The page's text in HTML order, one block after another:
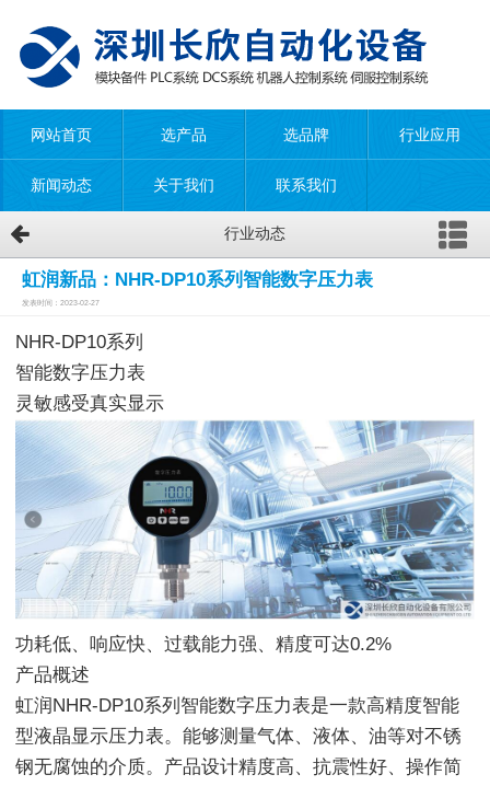
网站首页 选产品 选品牌 行业应用
新闻动态 关于我们 联系我们
行业动态
虹润新品：NHR-DP10系列智能数字压力表
发表时间：2023-02-27
NHR-DP10系列
智能数字压力表
灵敏感受真实显示
功耗低、响应快、过载能力强、精度可达0.2%
产品概述
虹润NHR-DP10系列智能数字压力表是一款高精度智能
型液晶显示压力表。能够测量气体、液体、油等对不锈
钢无腐蚀的介质。产品设计精度高、抗震性好、操作简